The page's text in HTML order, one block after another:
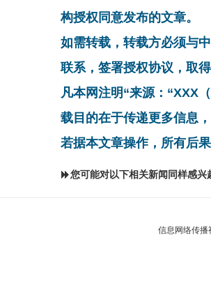
构授权同意发布的文章。
如需转载，转载方必须与
联系，签署授权协议，取
凡本网注明“来源：“XXX
载目的在于传递更多信息
若据本文章操作，所有后
您可能对以下相关新闻同样感兴
信息网络传